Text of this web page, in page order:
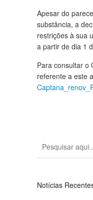
Apesar do
substância, a
restrições à sua
a partir de dia 1
Para consultar o
referente a este
Notícias